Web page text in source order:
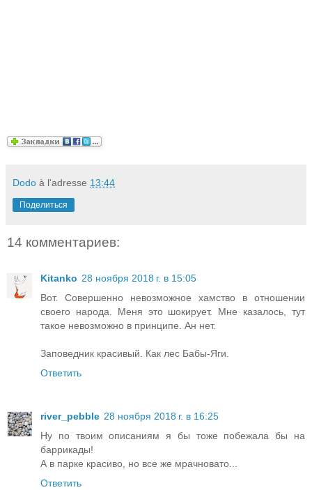
Dodo à l'adresse 13:44
Поделиться
14 комментариев:
Kitanko 28 ноября 2018 г. в 15:05
Вот. Совершенно невозможное хамство в отношении
своего народа. Меня это шокирует. Мне казалось, тут
такое невозможно в принципе. Ан нет.
Заповедник красивый. Как лес Бабы-Яги.
Ответить
river_pebble 28 ноября 2018 г. в 16:25
Ну по твоим описаниям я бы тоже побежала бы на
баррикады!
А в парке красиво, но все же мрачновато...
Ответить